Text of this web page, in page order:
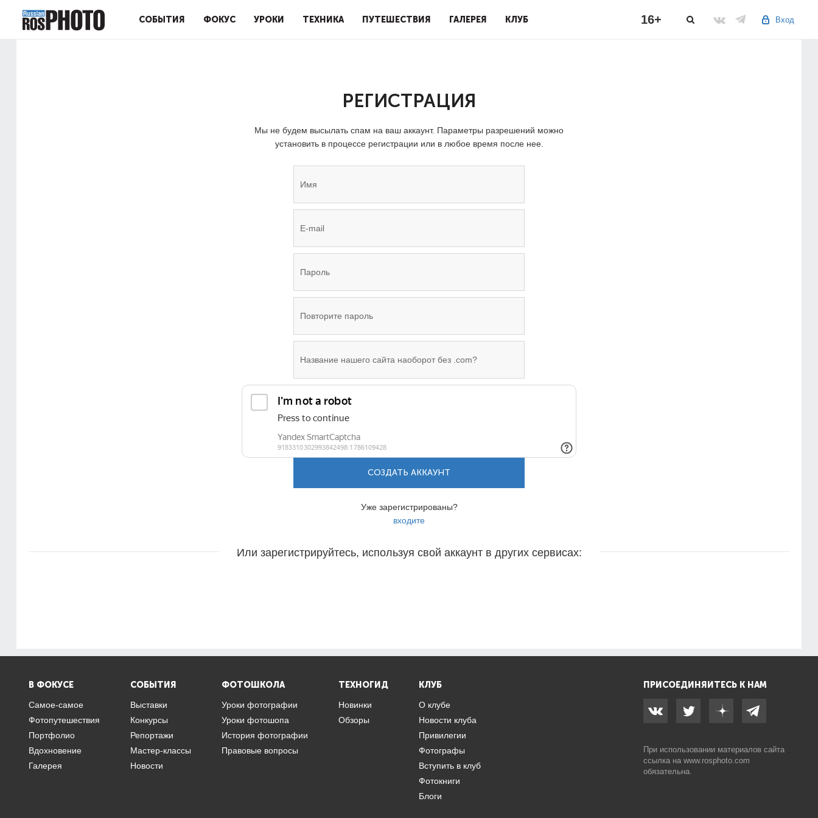
СОБЫТИЯ ФОКУС УРОКИ ТЕХНИКА ПУТЕШЕСТВИЯ ГАЛЕРЕЯ КЛУБ Вход
16+
РЕГИСТРАЦИЯ
Мы не будем высылать спам на ваш аккаунт. Параметры разрешений можно
установить в процессе регистрации или в любое время после нее.
СОЗДАТЬ АККАУНТ
Уже зарегистрированы?
входите
Или зарегистрируйтесь, используя свой аккаунт в других сервисах:
В ФОКУСЕ
Самое-самое
Фотопутешествия
Портфолио
Вдохновение
Галерея
СОБЫТИЯ
Выставки
Конкурсы
Репортажи
Мастер-классы
Новости
ФОТОШКОЛА
Уроки фотографии
Уроки фотошопа
История фотографии
Правовые вопросы
ТЕХНОГИД
Новинки
Обзоры
КЛУБ
О клубе
Новости клуба
Привилегии
Фотографы
Вступить в клуб
Фотокниги
Блоги
ПРИСОЕДИНЯЙТЕСЬ К НАМ
При использовании материалов сайта
ссылка на www.rosphoto.com
обязательна.